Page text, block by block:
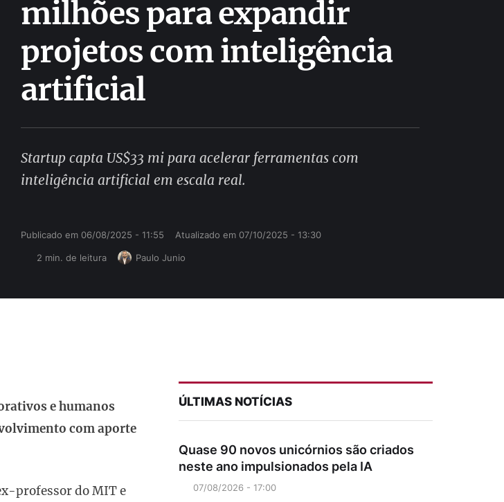
milhões para expandir
projetos com inteligência
artificial
Startup capta US$33 mi para acelerar ferramentas com
inteligência artificial em escala real.
Publicado em 06/08/2025 - 11:55 Atualizado em 07/10/2025 - 13:30
2 min. de leitura Paulo Junio
e humanos
com aporte
professor do MIT e
ÚLTIMAS NOTÍCIAS
Quase 90 novos unicórnios são criados
neste ano impulsionados pela IA
07/08/2026 - 17:00